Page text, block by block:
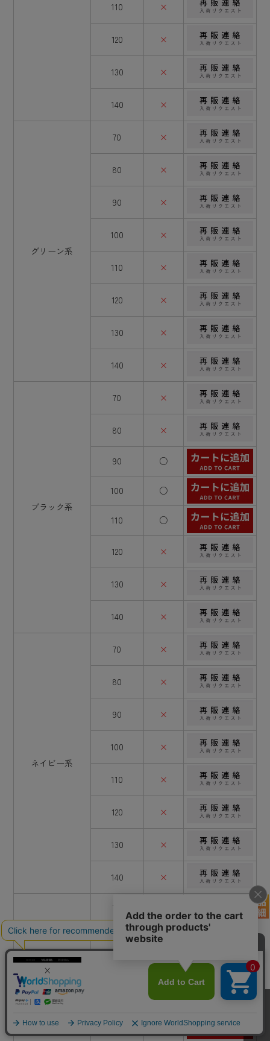
110 ×
120 ×
130 ×
140 ×
グリーン系
70 ×
80 ×
90 ×
100 ×
110 ×
120 ×
130 ×
140 ×
ブラック系
70 ×
80 ×
90 ○
100 ○
110 ○
120 ×
130 ×
140 ×
ネイビー系
70 ×
80 ×
90 ×
100 ×
110 ×
120 ×
130 ×
140 ×
70
80 ○
○
110 ○